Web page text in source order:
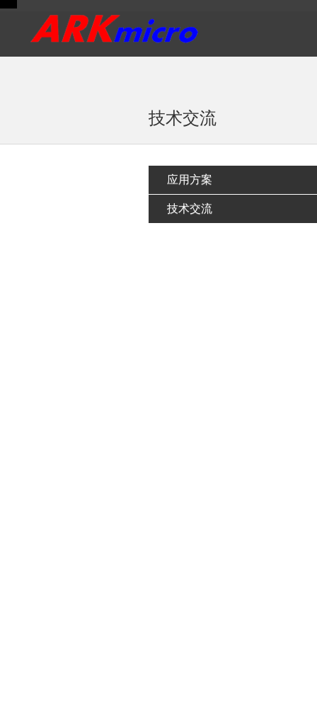
技术交流
应用方案
技术交流